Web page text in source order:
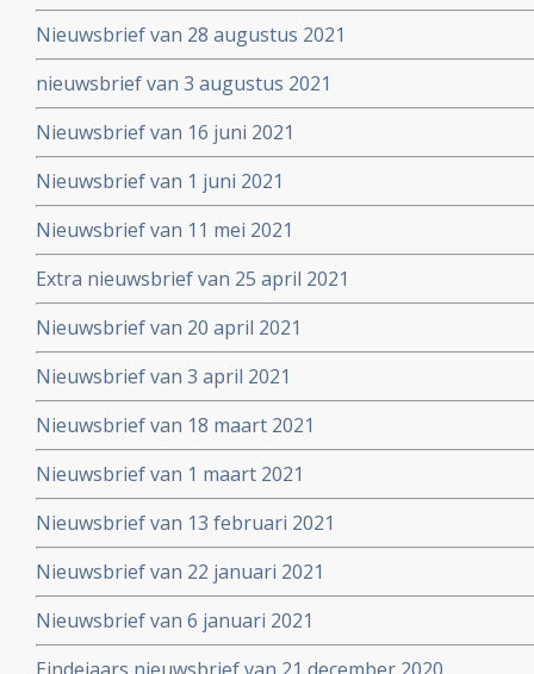
Nieuwsbrief van 28 augustus 2021
nieuwsbrief van 3 augustus 2021
Nieuwsbrief van 16 juni 2021
Nieuwsbrief van 1 juni 2021
Nieuwsbrief van 11 mei 2021
Extra nieuwsbrief van 25 april 2021
Nieuwsbrief van 20 april 2021
Nieuwsbrief van 3 april 2021
Nieuwsbrief van 18 maart 2021
Nieuwsbrief van 1 maart 2021
Nieuwsbrief van 13 februari 2021
Nieuwsbrief van 22 januari 2021
Nieuwsbrief van 6 januari 2021